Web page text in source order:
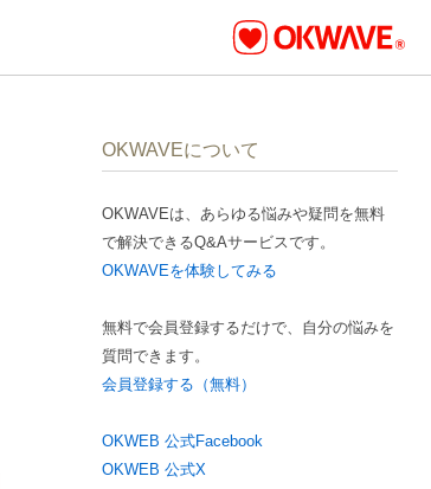
OKWAVEについて
OKWAVEは、あらゆる悩みや疑問を無料
で解決できるQ&Aサービスです。
OKWAVEを体験してみる
無料で会員登録するだけで、自分の悩みを
質問できます。
会員登録する（無料）
OKWEB 公式Facebook
OKWEB 公式X